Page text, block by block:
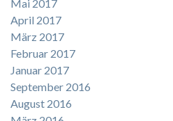
Mai 2017
April 2017
März 2017
Februar 2017
Januar 2017
September 2016
August 2016